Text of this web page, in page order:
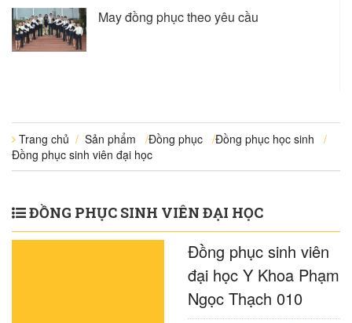
May đồng phục theo yêu cầu
Trang chủ / Sản phẩm /Đồng phục /Đồng phục học sinh /
Đồng phục sinh viên đại học
ĐỒNG PHỤC SINH VIÊN ĐẠI HỌC
Đồng phục sinh viên
đại học Y Khoa Phạm
Ngọc Thạch 010